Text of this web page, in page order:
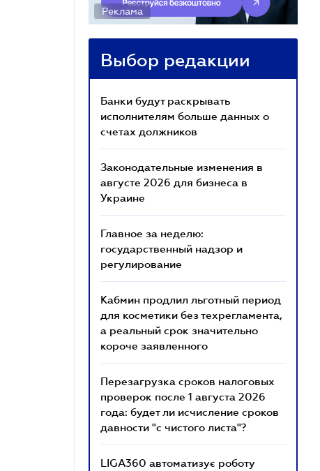
Реклама
Выбор редакции
Банки будут раскрывать
исполнителям больше данных о
счетах должников
Законодательные изменения в
августе 2026 для бизнеса в
Украине
Главное за неделю:
государственный надзор и
регулирование
Кабмин продлил льготный период
для косметики без техрегламента,
а реальный срок значительно
короче заявленного
Перезагрузка сроков налоговых
проверок после 1 августа 2026
года: будет ли исчисление сроков
давности "с чистого листа"?
LIGA360 автоматизує роботу